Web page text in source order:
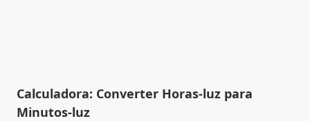
Calculadora: Converter Horas-luz para
Minutos-luz